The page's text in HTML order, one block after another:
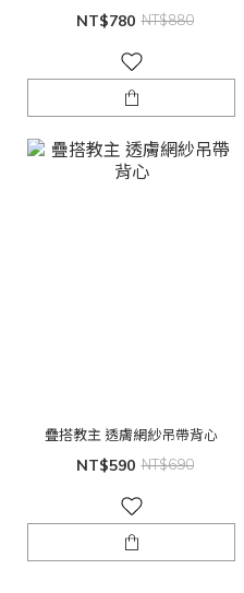
NT$780 NT$880
疊搭教主 透膚網紗吊帶背心
NT$590 NT$690